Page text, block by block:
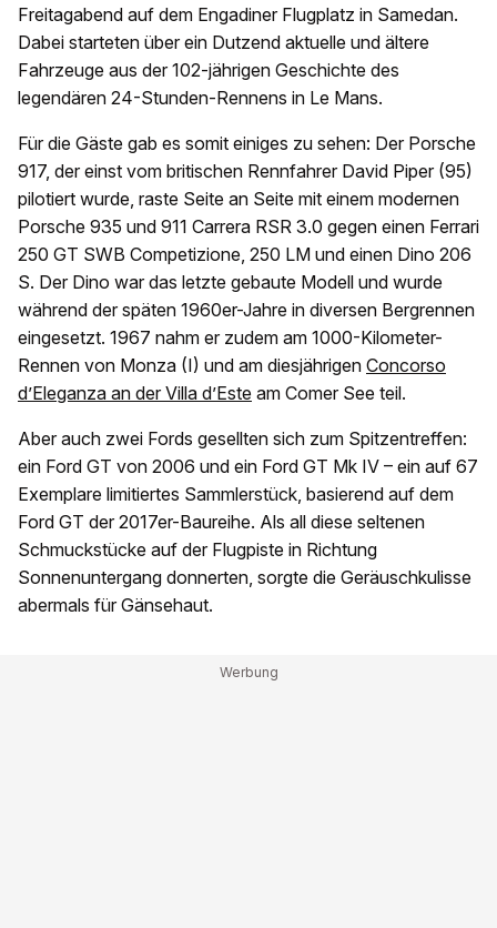
Freitagabend auf dem Engadiner Flugplatz in Samedan.
Dabei starteten über ein Dutzend aktuelle und ältere
Fahrzeuge aus der 102-jährigen Geschichte des
legendären 24-Stunden-Rennens in Le Mans.
Für die Gäste gab es somit einiges zu sehen: Der Porsche
917, der einst vom britischen Rennfahrer David Piper (95)
pilotiert wurde, raste Seite an Seite mit einem modernen
Porsche 935 und 911 Carrera RSR 3.0 gegen einen Ferrari
250 GT SWB Competizione, 250 LM und einen Dino 206
S. Der Dino war das letzte gebaute Modell und wurde
während der späten 1960er-Jahre in diversen Bergrennen
eingesetzt. 1967 nahm er zudem am 1000-Kilometer-
Rennen von Monza (I) und am diesjährigen Concorso
d’Eleganza an der Villa d’Este am Comer See teil.
Aber auch zwei Fords gesellten sich zum Spitzentreffen:
ein Ford GT von 2006 und ein Ford GT Mk IV – ein auf 67
Exemplare limitiertes Sammlerstück, basierend auf dem
Ford GT der 2017er-Baureihe. Als all diese seltenen
Schmuckstücke auf der Flugpiste in Richtung
Sonnenuntergang donnerten, sorgte die Geräuschkulisse
abermals für Gänsehaut.